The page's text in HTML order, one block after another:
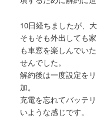
10日経ちましたが、
そもそも外出しても
も車窓を楽しんでい
せんでした。
解約後は一度設定を
加。
充電を忘れてバッテ
いような感じです。